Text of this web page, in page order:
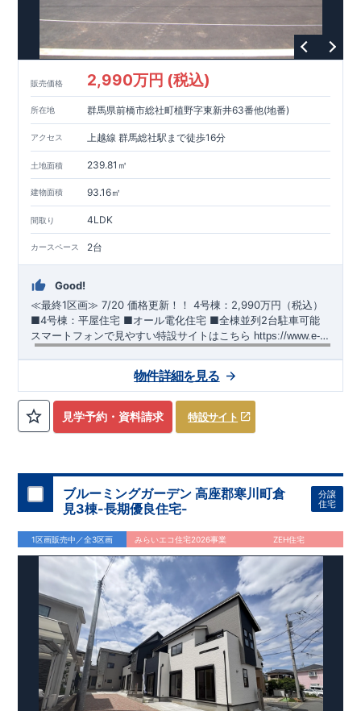
https://www.e-blooming.com/bukken/51575021/
販売価格 2,990万円 (税込)
所在地 群馬県前橋市総社町植野字東新井63番他(地番)
アクセス 上越線 群馬総社駅まで徒歩16分
土地面積 239.81㎡
建物面積 93.16㎡
間取り 4LDK
カースペース 2台
Good!
≪最終1区画≫ ​7/20 価格更新！！ ​4号棟：2,990万円（税込）
■4号棟：平屋住宅 ​■オール電化住宅 ​■全棟並列2台駐車可能 ​
スマートフォンで見やすい特設サイトはこちら https://www.e-
歩13分（約1030ｍ）
（地盤編） ​地震に強い家づくり（建物編） 地震に強い家づく
り（制震編）
【ブルーミングガーデンが選ばれる理由】
​↓ クリックすると
詳細ページが表示されます ​暮らしを豊かにする空間アイデア
外観デザインへのこだわり メンテナンスリフォーム
お問い合わせ​ 027-320-1238​高崎営業所（定休日：火曜日・水
曜日） 営業時間／9：30～18：30​
GOOD DESIGN AWARD2024 ​ 東栄住宅​は、この度2024年度
グッドデザイン賞を3プロジェクト同時受賞いたしました。
木造住宅用制震ダンパー / 東栄セーフティダンパー 地盤改
良工法 / R-Evolve パイル 宅地開発手法 / 簡単に地図から
消せる道
見学予約・資料請求 特設サイト
物件詳細を見る
ブルーミングガーデン 高座郡寒川町倉
見3棟-長期優良住宅-
分譲
住宅
1区画販売中／全3区画 みらいエコ住宅2026事業 ZEH住宅